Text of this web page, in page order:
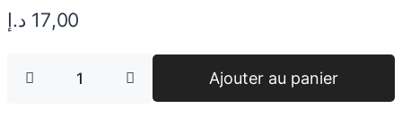
17,00 د.إ
Ajouter au panier